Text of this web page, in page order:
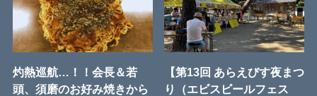
灼熱巡航…！！会長＆若
頭、須磨のお好み焼きから
【第13回 あらえびす夜まつ
り（エビスビールフェス